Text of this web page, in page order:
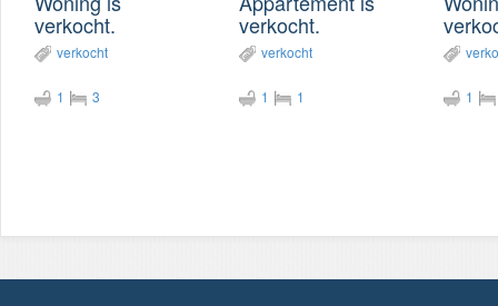
verkocht.
verkocht
1 3
verkocht.
verkocht
1 1 1